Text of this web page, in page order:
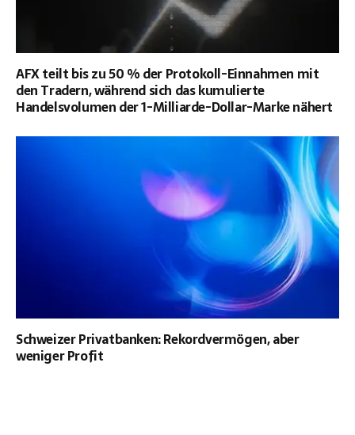
AFX teilt bis zu 50 % der Protokoll-Einnahmen mit
den Tradern, während sich das kumulierte
Handelsvolumen der 1-Milliarde-Dollar-Marke nähert
Schweizer Privatbanken: Rekordvermögen, aber
weniger Profit